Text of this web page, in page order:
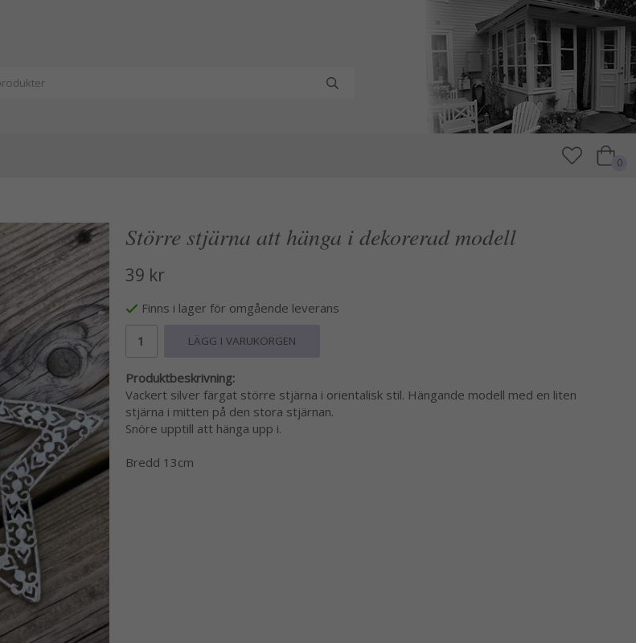
0
Större stjärna att hänga i dekorerad modell
39 kr
Finns i lager för omgående leverans
LÄGG I VARUKORGEN
Produktbeskrivning:
Vackert silver färgat större stjärna i orientalisk stil. Hängande modell med en liten
stjärna i mitten på den stora stjärnan.
Snöre upptill att hänga upp i.
Bredd 13cm